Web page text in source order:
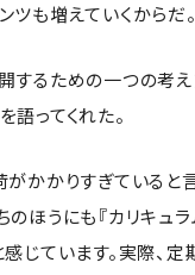
ツも増えていくからだ。
するための一つの考え
語ってくれた。
がかかりすぎていると
のほうにも『カリキュ
感じています。実際、